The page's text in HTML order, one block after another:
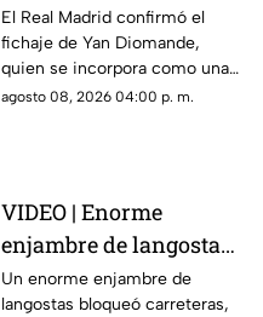
al nuevo refuerzo que
llega al club español
El Real Madrid confirmó el
fichaje de Yan Diomande,
quien se incorpora como una
de las nuevas apuestas del
agosto 08, 2026 04:00 p. m.
VIDEO | Enorme
enjambre de langostas
bloquea carreteras
Un enorme enjambre de
langostas bloqueó carreteras,